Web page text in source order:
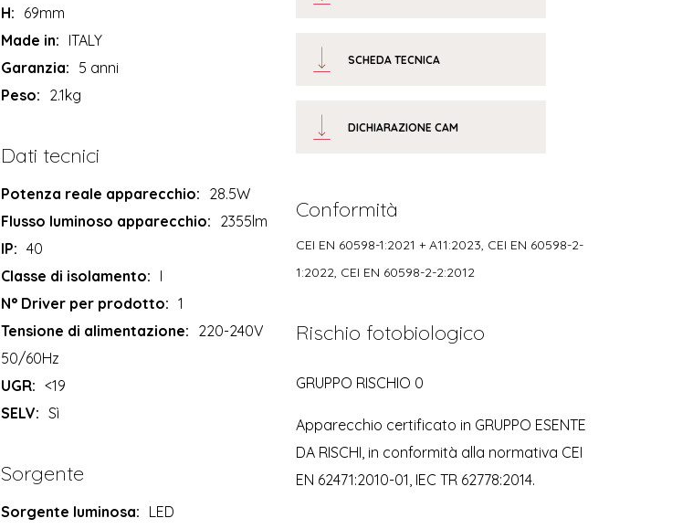
H: 69mm
Made in: ITALY
Garanzia: 5 anni
Peso: 2.1kg
Dati tecnici
Potenza reale apparecchio: 28.5W
Flusso luminoso apparecchio: 2355lm
IP: 40
Classe di isolamento: I
N° Driver per prodotto: 1
Tensione di alimentazione: 220-240V
50/60Hz
UGR: <19
SELV: Sì
Sorgente
Sorgente luminosa: LED
SCHEDA TECNICA
DICHIARAZIONE CAM
Conformità
CEI EN 60598-1:2021 + A11:2023, CEI EN 60598-2-
1:2022, CEI EN 60598-2-2:2012
Rischio fotobiologico
GRUPPO RISCHIO 0
Apparecchio certificato in GRUPPO ESENTE
DA RISCHI, in conformità alla normativa CEI
EN 62471:2010-01, IEC TR 62778:2014.